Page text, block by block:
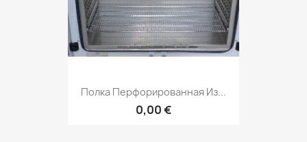
Полка Перфорированная Из...
0,00 €